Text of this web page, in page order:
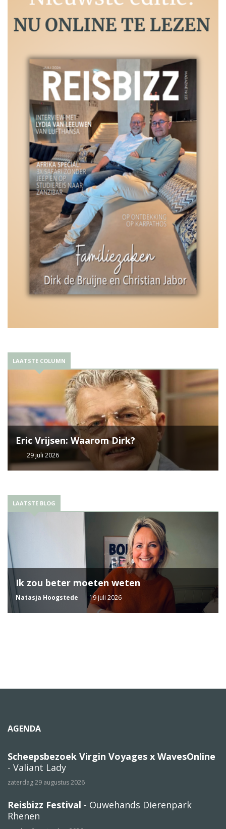
LAATSTE COLUMN
Eric Vrijsen: Waarom Dirk?
29 juli 2026
LAATSTE BLOG
Ik zou beter moeten weten
Natasja Hoogstede 19 juli 2026
AGENDA
Scheepsbezoek Virgin Voyages x WavesOnline
- Valiant Lady
zaterdag 29 augustus 2026
Reisbizz Festival - Ouwehands Dierenpark
Rhenen